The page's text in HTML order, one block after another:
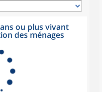
ou plus vivant
des ménages